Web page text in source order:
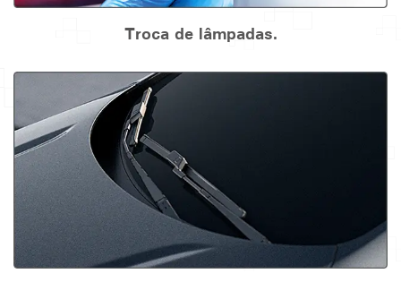
Troca de lâmpadas.